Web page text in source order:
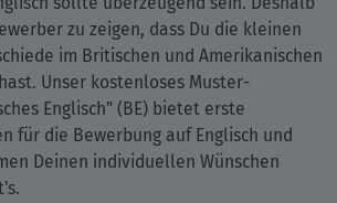
zu zeigen, dass Du die kleinen
im Britischen und Amerikanischen
Unser kostenloses Muster-
Englisch" (BE) bietet erste
für die Bewerbung auf Englisch und
Deinen individuellen Wünschen